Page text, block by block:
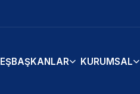
EŞBAŞKANLAR KURUMSAL